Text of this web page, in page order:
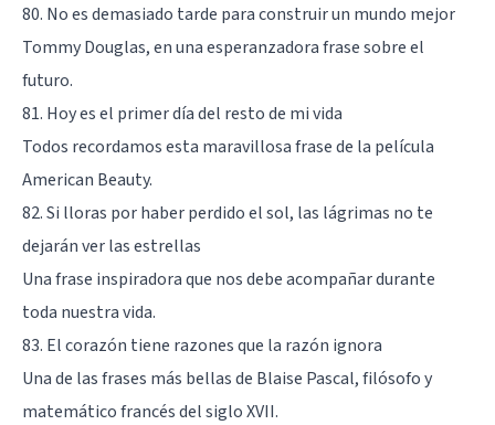
80. No es demasiado tarde para construir un mundo mejor
Tommy Douglas, en una esperanzadora frase sobre el
futuro.
81. Hoy es el primer día del resto de mi vida
Todos recordamos esta maravillosa frase de la película
American Beauty.
82. Si lloras por haber perdido el sol, las lágrimas no te
dejarán ver las estrellas
Una frase inspiradora que nos debe acompañar durante
toda nuestra vida.
83. El corazón tiene razones que la razón ignora
Una de las frases más bellas de Blaise Pascal, filósofo y
matemático francés del siglo XVII.